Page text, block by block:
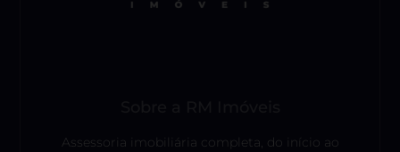
Assessoria imobiliária completa, do início ao